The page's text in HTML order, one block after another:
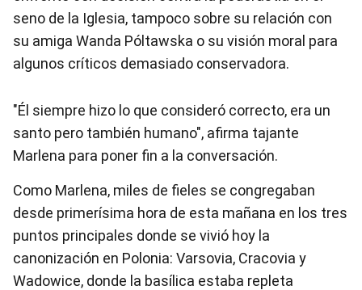
seno de la Iglesia, tampoco sobre su relación con
su amiga Wanda Póltawska o su visión moral para
algunos críticos demasiado conservadora.
"Él siempre hizo lo que consideró correcto, era un
santo pero también humano", afirma tajante
Marlena para poner fin a la conversación.
Como Marlena, miles de fieles se congregaban
desde primerísima hora de esta mañana en los tres
puntos principales donde se vivió hoy la
canonización en Polonia: Varsovia, Cracovia y
Wadowice, donde la basílica estaba repleta